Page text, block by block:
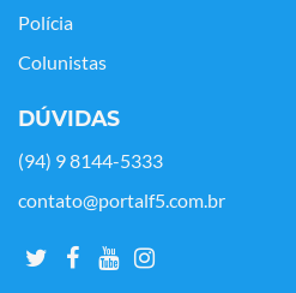
Polícia
Colunistas
DÚVIDAS
(94) 9 8144-5333
contato@portalf5.com.br